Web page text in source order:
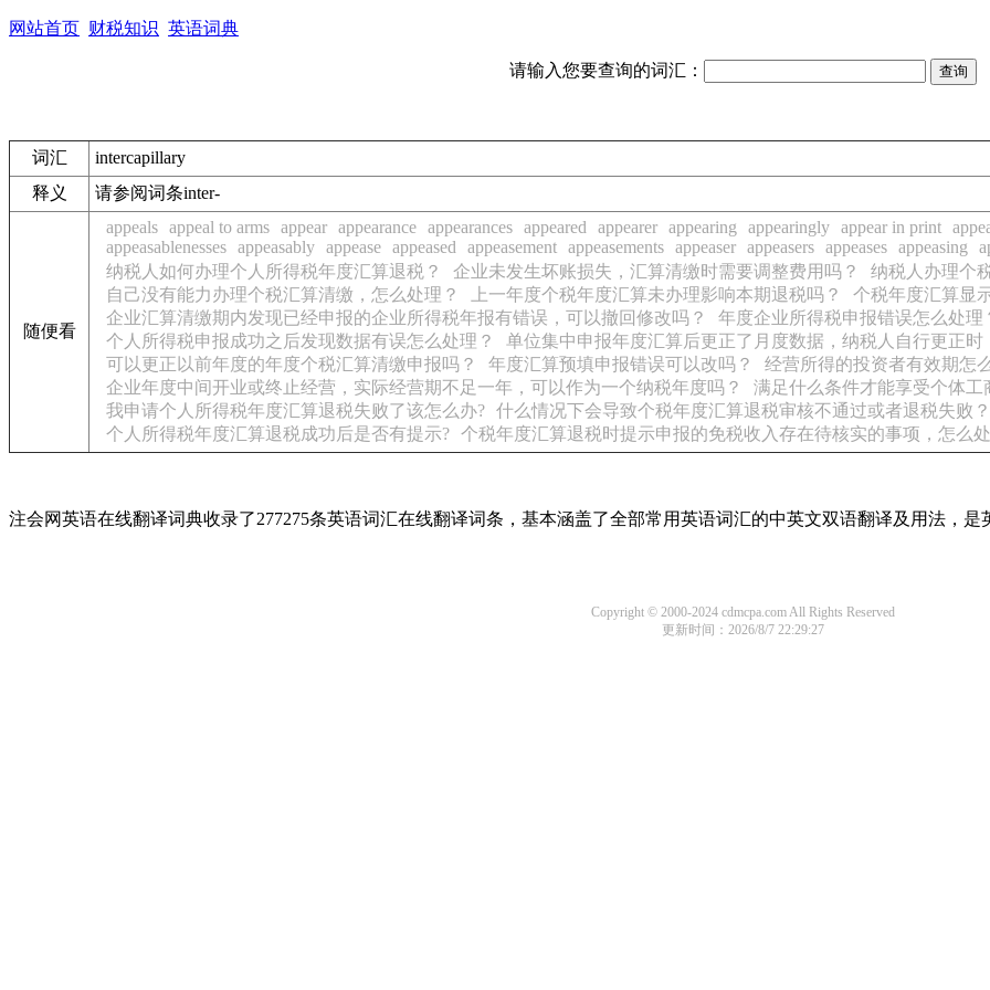
网站首页 财税知识 英语词典
请输入您要查询的词汇：
词汇
intercapillary
释义
请参阅词条inter-
随便看
appeals appeal to arms appear appearance appearances appeared appearer appearing appearingly appear in print
appeasablenesses appeasably appease appeased appeasement appeasements appeaser appeasers appeases appeasing
纳税人如何办理个人所得税年度汇算退税？
企业未发生坏账损失，汇算清缴时需要调整费用吗？
纳税人办理个
自己没有能力办理个税汇算清缴，怎么处理？
上一年度个税年度汇算未办理影响本期退税吗？ 个税年度汇算显
企业汇算清缴期内发现已经申报的企业所得税年报有错误，可以撤回修改吗？
年度企业所得税申报错误怎么处理
个人所得税申报成功之后发现数据有误怎么处理？
单位集中申报年度汇算后更正了月度数据，纳税人自行更正时
可以更正以前年度的年度个税汇算清缴申报吗？
年度汇算预填申报错误可以改吗？
经营所得的投资者有效期怎
企业年度中间开业或终止经营，实际经营期不足一年，可以作为一个纳税年度吗？
满足什么条件才能享受个体工
我申请个人所得税年度汇算退税失败了该怎么办? 什么情况下会导致个税年度汇算退税审核不通过或者退税失败？
个人所得税年度汇算退税成功后是否有提示? 个税年度汇算退税时提示申报的免税收入存在待核实的事项，怎么
注会网英语在线翻译词典收录了277275条英语词汇在线翻译词条，基本涵盖了全部常用英语词汇的中英文双语翻译及用法，是
Copyright © 2000-2024 cdmcpa.com All Rights Reserved
更新时间：2026/8/7 22:29:27